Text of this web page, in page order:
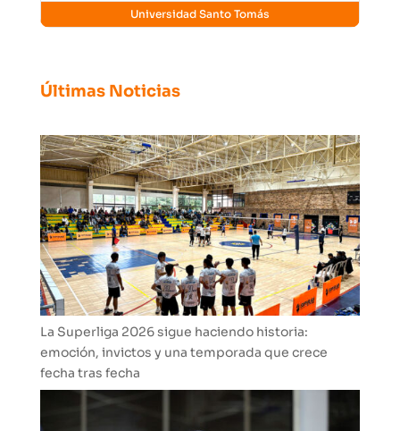
Universidad Santo Tomás
Últimas Noticias
La Superliga 2026 sigue haciendo historia:
emoción, invictos y una temporada que crece
fecha tras fecha